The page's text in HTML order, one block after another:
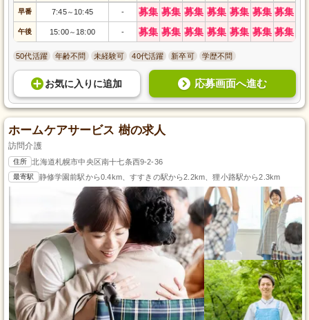
早番 7:45～ 10:45 - 募集 募集 募集 募集 募集 募集 募集
午後 15:00～ 18:00 - 募集 募集 募集 募集 募集 募集 募集
50代活躍 年齢不問 未経験可 40代活躍 新卒可 学歴不問
お気に入り に追加 応募画面へ進む
ホームケアサービス 樹の求人
訪問介護
住所 北海道札幌市中央区南十七条西9-2-36
最寄駅 静修学園前駅から0.4km、すすきの駅から2.2km、狸小路駅から2.3km